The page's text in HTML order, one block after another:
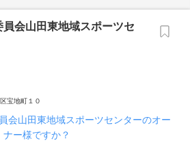
会山田東地域スポーツセ
宝地町１０
山田東地域スポーツセンターのオー
ナー様ですか？